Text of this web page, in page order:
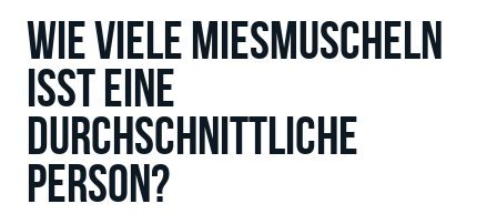
Wie viele Miesmuscheln
isst eine
durchschnittliche
Person?